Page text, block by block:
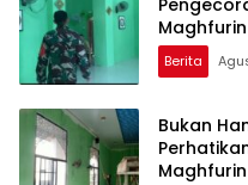
Maghfurin
Berita
Bukan
Maghfurin